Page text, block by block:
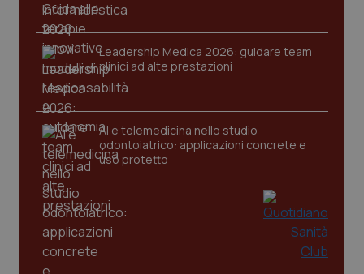
Leadership Medica 2026: guidare team
clinici ad alte prestazioni
AI e telemedicina nello studio
odontoiatrico: applicazioni concrete e
uso protetto
tracking-sites-ironfish-
tracking-enable
www.quotidianosanita.it
tracking-sites-ironfish-
session-id
www.quotidianosanita.it